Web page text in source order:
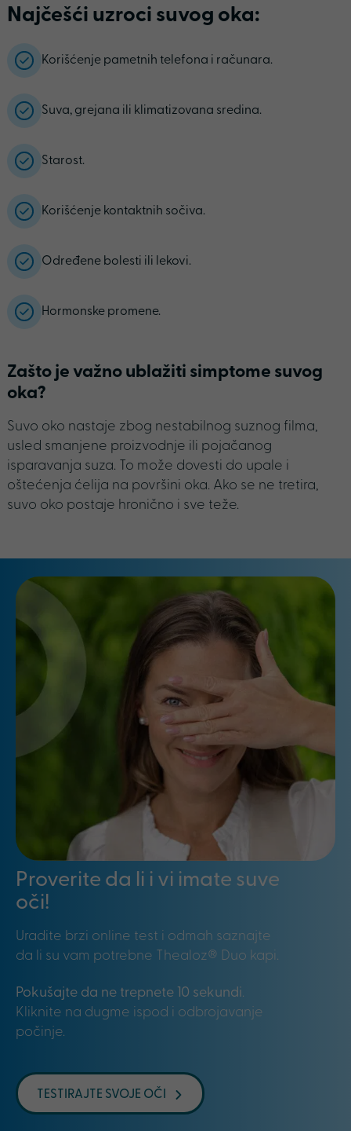
Najčešći uzroci suvog oka:
Korišćenje pametnih telefona i računara.
Suva, grejana ili klimatizovana sredina.
Starost.
Korišćenje kontaktnih sočiva.
Određene bolesti ili lekovi.
Hormonske promene.
Zašto je važno ublažiti simptome suvog
oka?
Suvo oko nastaje zbog nestabilnog suznog filma,
usled smanjene proizvodnje ili pojačanog
isparavanja suza. To može dovesti do upale i
oštećenja ćelija na površini oka. Ako se ne tretira,
suvo oko postaje hronično i sve teže.
Proverite da li i vi imate suve
oči!
Uradite brzi online test i odmah saznajte
da li su vam potrebne Thealoz® Duo kapi.
Pokušajte da ne trepnete 10 sekundi.
Kliknite na dugme ispod i odbrojavanje
počinje.
TESTIRAJTE SVOJE OČI